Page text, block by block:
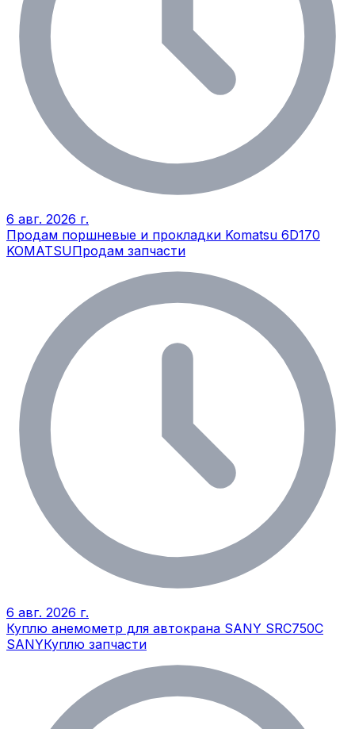
6 авг. 2026 г.
Продам поршневые и прокладки Komatsu 6D170
KOMATSUПродам запчасти
6 авг. 2026 г.
Куплю анемометр для автокрана SANY SRC750C
SANYКуплю запчасти